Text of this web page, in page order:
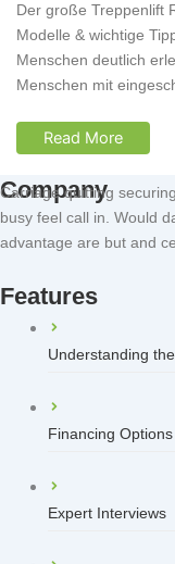
Der große Treppenlift
Modelle & wichtige
Menschen deutlich
Menschen mit
Read More
Company
Carriage quitting
busy feel call in. Would
advantage are but and
Features
Understanding
Financing Options
Expert Interviews